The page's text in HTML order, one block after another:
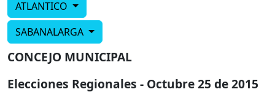
ATLANTICO
SABANALARGA
CONCEJO MUNICIPAL
Elecciones Regionales - Octubre 25 de 2015